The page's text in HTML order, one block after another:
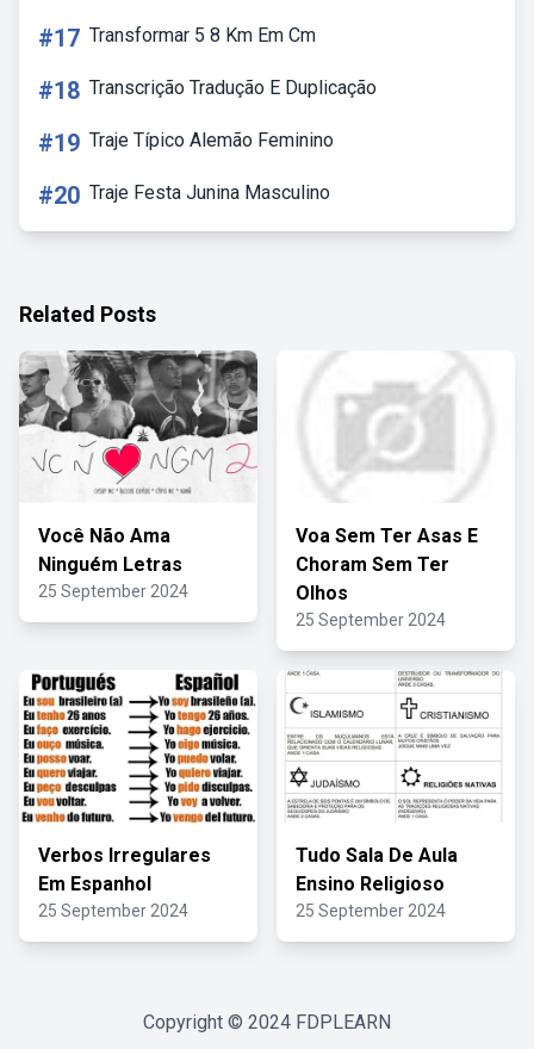
#17 Transformar 5 8 Km Em Cm
#18 Transcrição Tradução E Duplicação
#19 Traje Típico Alemão Feminino
#20 Traje Festa Junina Masculino
Related Posts
Você Não Ama
Ninguém Letras
25 September 2024
Voa Sem Ter Asas E
Choram Sem Ter
Olhos
25 September 2024
Verbos Irregulares
Em Espanhol
25 September 2024
Tudo Sala De Aula
Ensino Religioso
25 September 2024
Copyright © 2024 FDPLEARN